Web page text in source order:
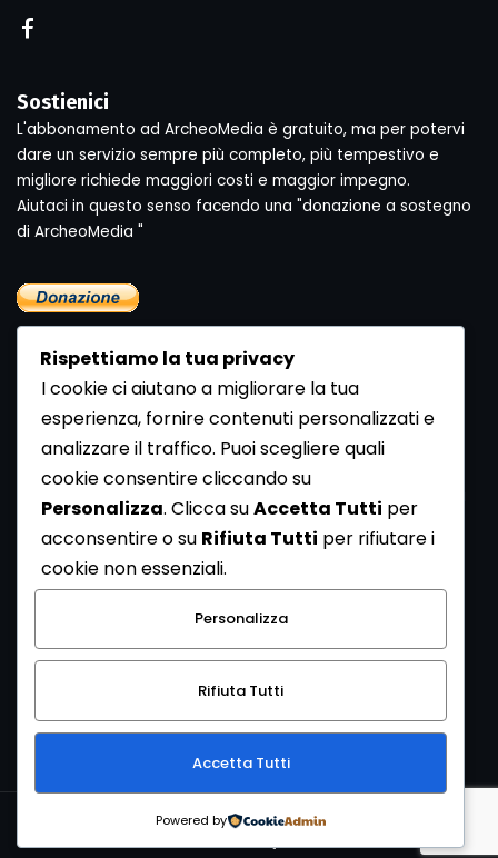
Sostienici
L'abbonamento ad ArcheoMedia è gratuito, ma per potervi
dare un servizio sempre più completo, più tempestivo e
migliore richiede maggiori costi e maggior impegno.
Aiutaci in questo senso facendo una "donazione a sostegno
di ArcheoMedia "
Newsletter
Se vuoi ricevere la Rivista gratuita di archeologia realizzata
dalla Redazione di ArcheoMedia iscriviti alla nostra
Newsletter [Clicca Qui]
Con l'invio del messaggio l'utente dichiara di aver letto
l’informativa sulla privacy e di acconsentire al trattamento
dei propri dati personali.
Copyright © 1999-2026Mediares S.c.PI 07341730013 - [
Rispettiamo la tua privacy
I cookie ci aiutano a migliorare la tua
esperienza, fornire contenuti personalizzati e
analizzare il traffico. Puoi scegliere quali
cookie consentire cliccando su
Personalizza. Clicca suAccetta Tutti per
acconsentire o su Rifiuta Tutti per rifiutare i
cookie non essenziali.
Personalizza
Rifiuta Tutti
Accetta Tutti
Powered by